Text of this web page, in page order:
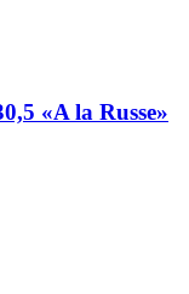
«A la Russe»